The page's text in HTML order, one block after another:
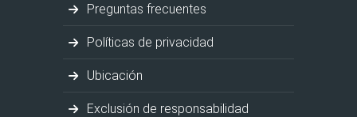
Preguntas frecuentes
Políticas de privacidad
Ubicación
Exclusión de responsabilidad